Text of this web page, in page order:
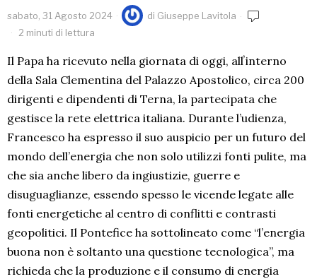
sabato, 31 Agosto 2024 di Giuseppe Lavitola
2 minuti di lettura
Il Papa ha ricevuto nella giornata di oggi, allʼinterno
della Sala Clementina del Palazzo Apostolico, circa 200
dirigenti e dipendenti di Terna, la partecipata che
gestisce la rete elettrica italiana. Durante l’udienza,
Francesco ha espresso il suo auspicio per un futuro del
mondo dell’energia che non solo utilizzi fonti pulite, ma
che sia anche libero da ingiustizie, guerre e
disuguaglianze, essendo spesso le vicende legate alle
fonti energetiche al centro di conflitti e contrasti
geopolitici. Il Pontefice ha sottolineato come “l’energia
buona non è soltanto una questione tecnologica”, ma
richieda che la produzione e il consumo di energia